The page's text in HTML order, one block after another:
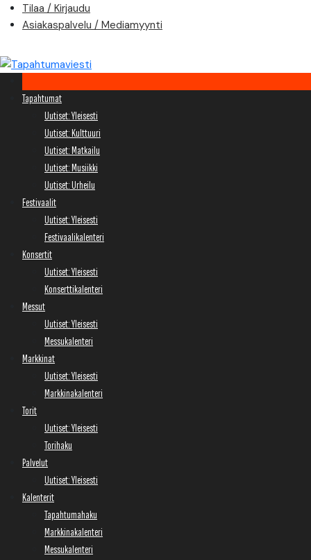
Skip
Tilaa / Kirjaudu
Asiakaspalvelu / Mediamyynti
Tapahtumat
Uutiset: Yleisesti
Uutiset: Kulttuuri
Uutiset: Matkailu
Uutiset: Musiikki
Uutiset: Urheilu
Festivaalit
Uutiset: Yleisesti
Festivaalikalenteri
Konsertit
Uutiset: Yleisesti
Konserttikalenteri
Messut
Uutiset: Yleisesti
Messukalenteri
Markkinat
Uutiset: Yleisesti
Markkinakalenteri
Torit
Uutiset: Yleisesti
Torihaku
Palvelut
Uutiset: Yleisesti
Kalenterit
Tapahtumahaku
Markkinakalenteri
Messukalenteri